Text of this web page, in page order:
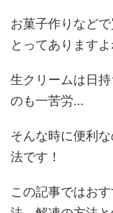
お菓子作りなど
とってありますよ
生クリームは日
のも一苦労...
そんな時に便利
法です！
この記事ではお